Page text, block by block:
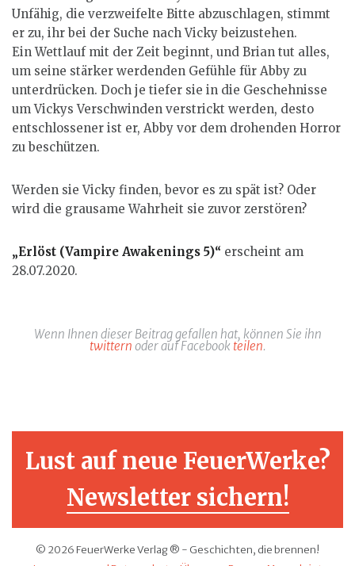
Unfähig, die verzweifelte Bitte abzuschlagen, stimmt
er zu, ihr bei der Suche nach Vicky beizustehen.
Ein Wettlauf mit der Zeit beginnt, und Brian tut alles,
um seine stärker werdenden Gefühle für Abby zu
unterdrücken. Doch je tiefer sie in die Geschehnisse
um Vickys Verschwinden verstrickt werden, desto
entschlossener ist er, Abby vor dem drohenden Horror
zu beschützen.
Werden sie Vicky finden, bevor es zu spät ist? Oder
wird die grausame Wahrheit sie zuvor zerstören?
„Erlöst (Vampire Awakenings 5)“ erscheint am
28.07.2020.
Wenn Ihnen dieser Beitrag gefallen hat, können Sie ihn
twittern oder auf Facebook teilen.
Lust auf neue FeuerWerke?
Newsletter sichern!
© 2026 FeuerWerke Verlag ® - Geschichten, die brennen!